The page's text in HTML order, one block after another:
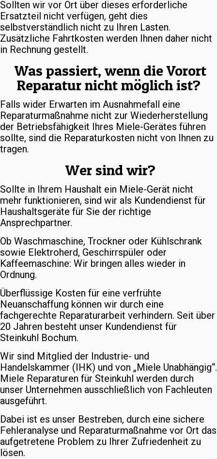
Sollten wir vor Ort über dieses erforderliche
Ersatzteil nicht verfügen, geht dies
selbstverständlich nicht zu Ihren Lasten.
Zusätzliche Fahrtkosten werden Ihnen daher nicht
in Rechnung gestellt.
Was passiert, wenn die Vorort
Reparatur nicht möglich ist?
Falls wider Erwarten im Ausnahmefall eine
Reparaturmaßnahme nicht zur Wiederherstellung
der Betriebsfähigkeit Ihres Miele-Gerätes führen
sollte, sind die Reparaturkosten nicht von Ihnen zu
tragen.
Wer sind wir?
Sollte in Ihrem Haushalt ein Miele-Gerät nicht
mehr funktionieren, sind wir als Kundendienst für
Haushaltsgeräte für Sie der richtige
Ansprechpartner.
Ob Waschmaschine, Trockner oder Kühlschrank
sowie Elektroherd, Geschirrspüler oder
Kaffeemaschine: Wir bringen alles wieder in
Ordnung.
Überflüssige Kosten für eine verfrühte
Neuanschaffung können wir durch eine
fachgerechte Reparaturarbeit verhindern. Seit über
20 Jahren besteht unser Kundendienst für
Steinkuhl Bochum.
Wir sind Mitglied der Industrie- und
Handelskammer (IHK) und von „Miele Unabhängig“.
Miele Reparaturen für Steinkuhl werden durch
unser Unternehmen ausschließlich von Fachleuten
ausgeführt.
Dabei ist es unser Bestreben, durch eine sichere
Fehleranalyse und Reparaturmaßnahme vor Ort das
aufgetretene Problem zu Ihrer Zufriedenheit zu
lösen.